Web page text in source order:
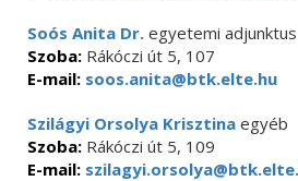
Soós Anita Dr. egyetemi adjunktus
Szoba: Rákóczi út 5, 107
E-mail: soos.anita@btk.elte.hu
Szilágyi Orsolya Krisztina egyéb
Szoba: Rákóczi út 5, 109
E-mail: